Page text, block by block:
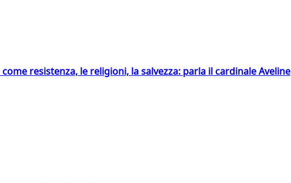
resistenza, le religioni, la salvezza: parla il cardinale Aveline